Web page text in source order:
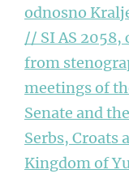
odnosno
// SI AS
from
meetings of
Senate and
Serbs, Croats
Kingdom of